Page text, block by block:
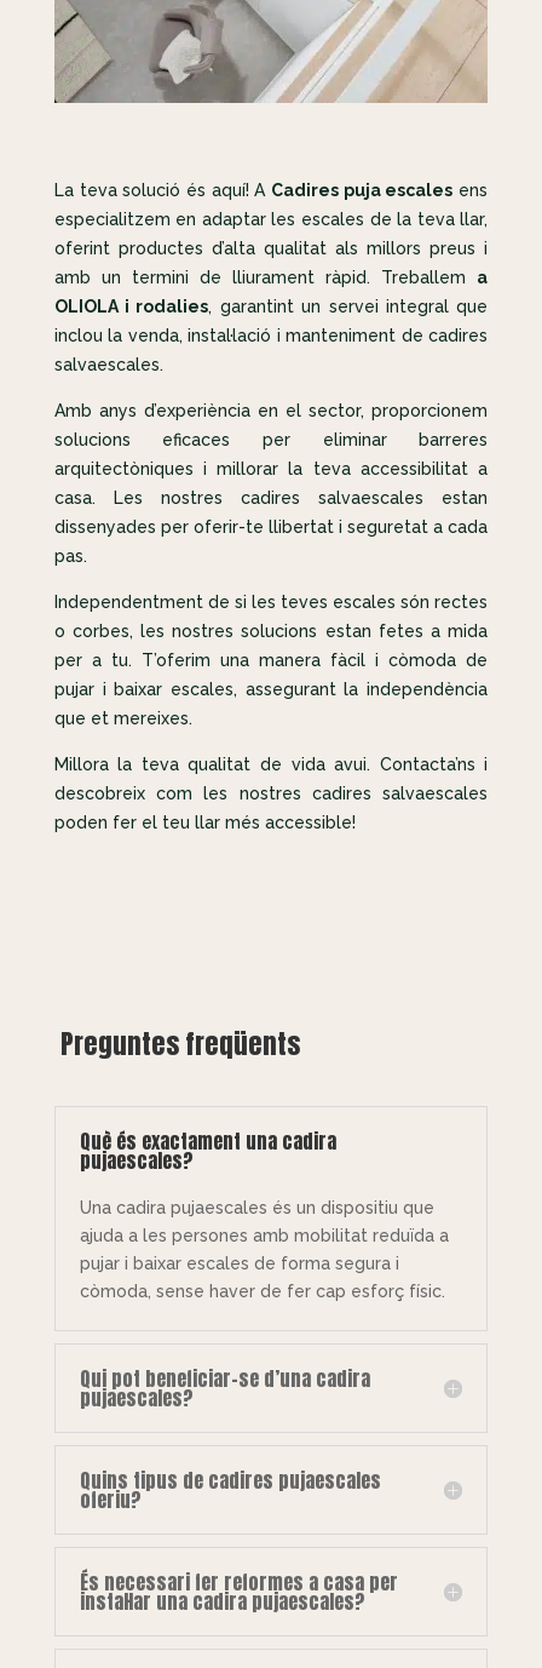
La teva solució és aquí! A Cadires puja escales ens
especialitzem en adaptar les escales de la teva llar,
oferint productes d’alta qualitat als millors preus i
amb un termini de lliurament ràpid. Treballem a
OLIOLA i rodalies, garantint un servei integral que
inclou la venda, instal·lació i manteniment de cadires
salvaescales.
Amb anys d’experiència en el sector, proporcionem
solucions eficaces per eliminar barreres
arquitectòniques i millorar la teva accessibilitat a
casa. Les nostres cadires salvaescales estan
dissenyades per oferir-te llibertat i seguretat a cada
pas.
Independentment de si les teves escales són rectes
o corbes, les nostres solucions estan fetes a mida
per a tu. T’oferim una manera fàcil i còmoda de
pujar i baixar escales, assegurant la independència
que et mereixes.
Millora la teva qualitat de vida avui. Contacta’ns i
descobreix com les nostres cadires salvaescales
poden fer el teu llar més accessible!
Preguntes freqüents
Què és exactament una cadira
pujaescales?
Una cadira pujaescales és un dispositiu que
ajuda a les persones amb mobilitat reduïda a
pujar i baixar escales de forma segura i
còmoda, sense haver de fer cap esforç físic.
Qui pot beneficiar-se d’una cadira
pujaescales?
Quins tipus de cadires pujaescales
oferiu?
És necessari fer reformes a casa per
instal·lar una cadira pujaescales?